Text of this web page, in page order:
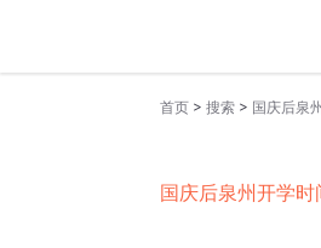
首页 > 搜索 > 国庆后泉
国庆后泉州开学时